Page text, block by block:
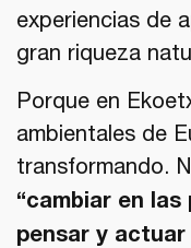
experiencias de
gran riqueza
Porque en
ambientales de
transformando.
“cambiar en
pensar y